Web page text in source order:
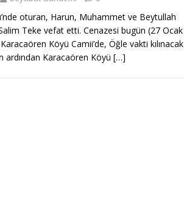
oturan, Harun, Muhammet ve Beytullah
Teke vefat etti. Cenazesi bugün (27 Ocak
Köyü Camii’de, Öğle vakti kılınacak
ardından Karacaören Köyü […]